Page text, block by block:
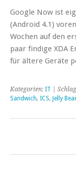
Google Now ist
(Android 4.1)
Wochen auf den
paar findige XDA
für ältere Geräte
Kategorien: IT |
Sandwich, ICS, Jelly